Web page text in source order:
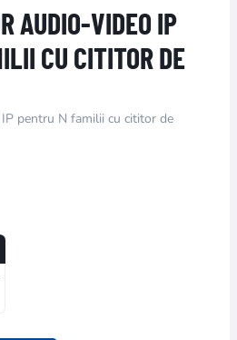
AUDIO-VIDEO IP
CU CITITOR DE
pentru N familii cu cititor de